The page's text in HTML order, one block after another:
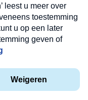
op onze
in uw